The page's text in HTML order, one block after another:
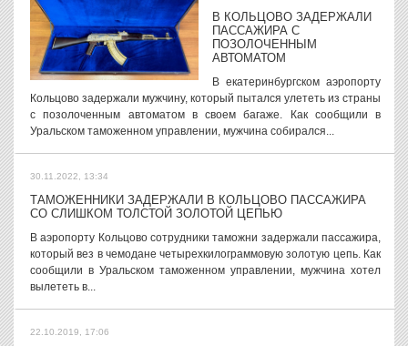
В КОЛЬЦОВО ЗАДЕРЖАЛИ
ПАССАЖИРА С
ПОЗОЛОЧЕННЫМ
АВТОМАТОМ
В екатеринбургском аэропорту
Кольцово задержали мужчину, который пытался улететь из страны
с позолоченным автоматом в своем багаже. Как сообщили в
Уральском таможенном управлении, мужчина собирался...
30.11.2022, 13:34
ТАМОЖЕННИКИ ЗАДЕРЖАЛИ В КОЛЬЦОВО ПАССАЖИРА
СО СЛИШКОМ ТОЛСТОЙ ЗОЛОТОЙ ЦЕПЬЮ
В аэропорту Кольцово сотрудники таможни задержали пассажира,
который вез в чемодане четырехкилограммовую золотую цепь. Как
сообщили в Уральском таможенном управлении, мужчина хотел
вылететь в...
22.10.2019, 17:06